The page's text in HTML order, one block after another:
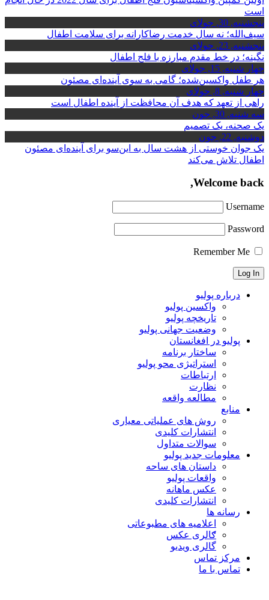
است
پنجشنبه, 30, جولای
سیف‌الله؛ نه سال خدمت رضاکارانه برای سلامت اطفال
پنجشنبه, 23, جولای
نگینه؛ در خط مقدم مبارزه با فلج اطفال
چهار شنبه, 15, جولای
هر طفل واکسین‌شده؛ گامی به سوی آینده‌ای مصئون
چهار شنبه, 8, جولای
راهی از تعهد که هدف آن محافظت از آینده اطفال است
سه شنبه, 30, جون
یک صحنه، یک تصمیم
دوشنبه, 22, جون
یک جوان خوستی از هشت سال به این‌سو برای آینده‌ای مصئون
اطفال تلاش می‌کند
Welcome back,
Username
Password
درباره پولیو
واکسین پولیو
تاریخچه پولیو
وضعیت جهانی پولیو
پولیو در افغانستان
ساختار برنامه
استراتیژی محو پولیو
ارتباطات
نظارت
مطالعه واقعه
منابع
روش های عملیاتی معیاری
انتشارات کلیدی
سوالات متداول
معلومات جدید پولیو
داستان های ساحه
واقعات پولیو
عکس ماهانه
انتشارات کلیدی
رسانه ها
اعلامیه های مطبوعاتی
ګالری عکس
گالری ویدیو
مرکز تماس
تماس با ما